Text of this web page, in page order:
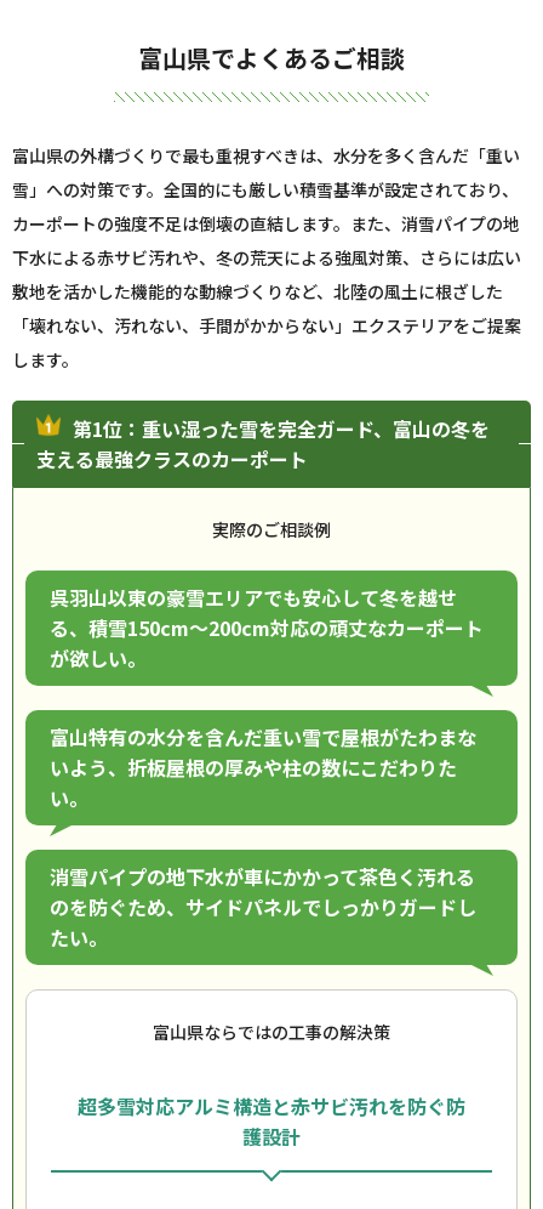
富山県でよくあるご相談
富山県の外構づくりで最も重視すべきは、水分を多く含んだ「重い
雪」への対策です。全国的にも厳しい積雪基準が設定されており、
カーポートの強度不足は倒壊の直結します。また、消雪パイプの地
下水による赤サビ汚れや、冬の荒天による強風対策、さらには広い
敷地を活かした機能的な動線づくりなど、北陸の風土に根ざした
「壊れない、汚れない、手間がかからない」エクステリアをご提案
します。
第1位：重い湿った雪を完全ガード、富山の冬を
支える最強クラスのカーポート
実際のご相談例
呉羽山以東の豪雪エリアでも安心して冬を越せ
る、積雪150cm〜200cm対応の頑丈なカーポート
が欲しい。
富山特有の水分を含んだ重い雪で屋根がたわまな
いよう、折板屋根の厚みや柱の数にこだわりた
い。
消雪パイプの地下水が車にかかって茶色く汚れる
のを防ぐため、サイドパネルでしっかりガードし
たい。
富山県ならではの工事の解決策
超多雪対応アルミ構造と赤サビ汚れを防ぐ防
護設計